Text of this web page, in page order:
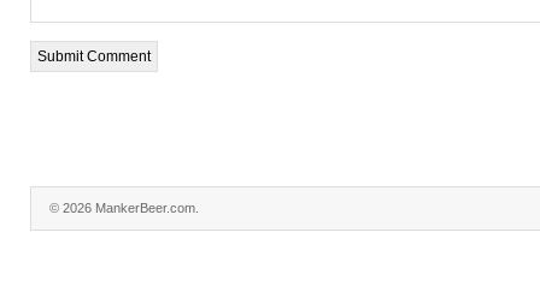
© 2026 MankerBeer.com.